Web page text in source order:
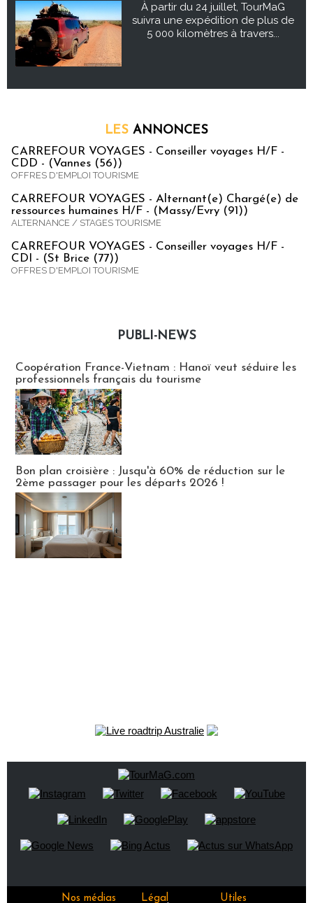
À partir du 24 juillet, TourMaG
suivra une expédition de plus de
5 000 kilomètres à travers...
LES ANNONCES
CARREFOUR VOYAGES - Conseiller voyages H/F -
CDD - (Vannes (56))
OFFRES D'EMPLOI TOURISME
CARREFOUR VOYAGES - Alternant(e) Chargé(e) de
ressources humaines H/F - (Massy/Evry (91))
ALTERNANCE / STAGES TOURISME
CARREFOUR VOYAGES - Conseiller voyages H/F -
CDI - (St Brice (77))
OFFRES D'EMPLOI TOURISME
PUBLI-NEWS
Coopération France-Vietnam : Hanoï veut séduire les
professionnels français du tourisme
Bon plan croisière : Jusqu'à 60% de réduction sur le
2ème passager pour les départs 2026 !
Nos médias Légal Utiles